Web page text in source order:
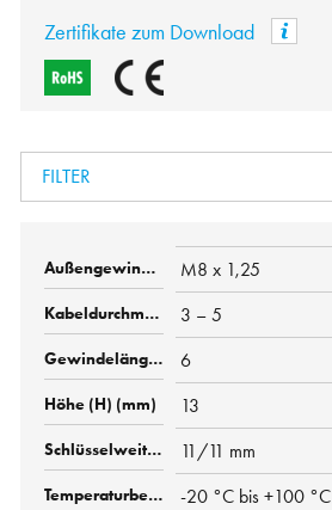
Zertifikate zum Download
FILTER
M8 x 1,25
3 – 5
6
13
11/11 mm
-20 °C bis +100 °C